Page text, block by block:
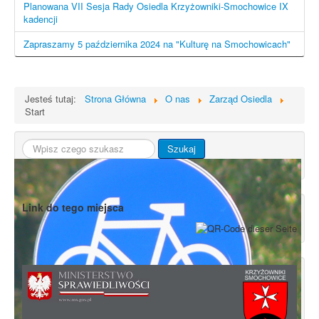
Planowana VII Sesja Rady Osiedla Krzyżowniki-Smochowice IX
kadencji
Zapraszamy 5 października 2024 na "Kulturę na Smochowicach"
Jesteś tutaj: Strona Główna O nas
Zarząd Osiedla
Start
Szukaj... Szukaj
Link do tego miejsca